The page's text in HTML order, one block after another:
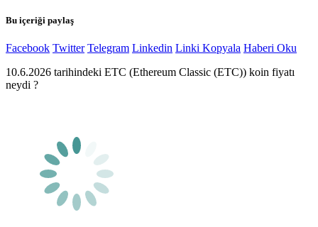
Bu içeriği paylaş
Facebook Twitter Telegram Linkedin Linki Kopyala Haberi Oku
10.6.2026 tarihindeki ETC (Ethereum Classic (ETC)) koin fiyatı
neydi ?